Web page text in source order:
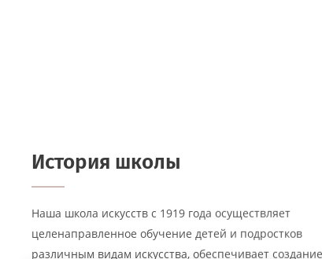
целенаправленное обучение детей и подростков
различным видам искусства, обеспечивает создание
благоприятных условий для разностороннего